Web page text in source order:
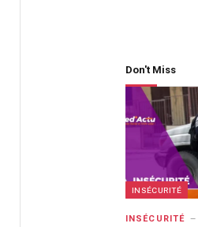
Don't Miss
INSÉCURITÉ
INSÉCURITÉ